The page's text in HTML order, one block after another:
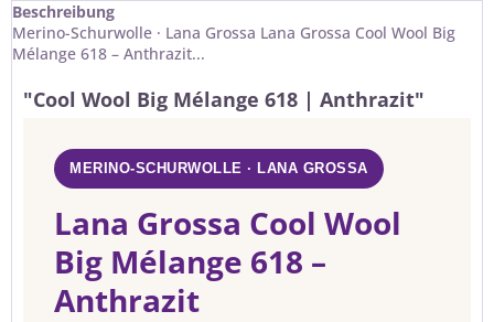
Beschreibung
Merino-Schurwolle · Lana Grossa Lana Grossa Cool Wool Big
Mélange 618 – Anthrazit...
"Cool Wool Big Mélange 618 | Anthrazit"
MERINO-SCHURWOLLE · LANA GROSSA
Lana Grossa Cool Wool
Big Mélange 618 –
Anthrazit